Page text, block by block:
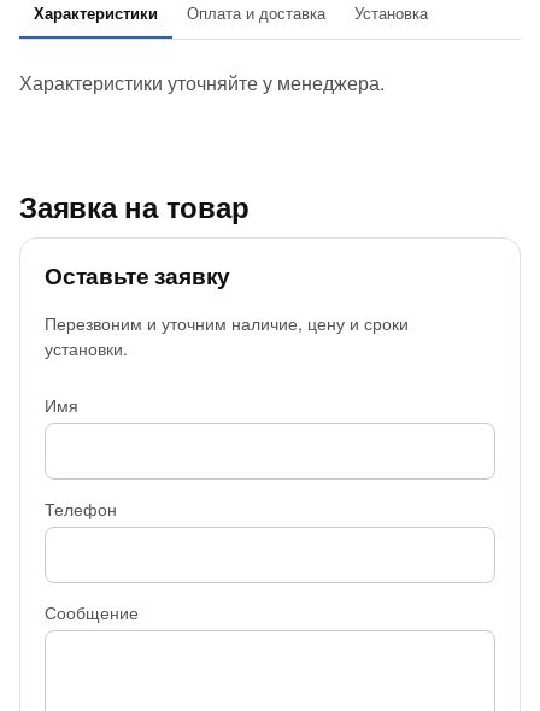
Характеристики Оплата и доставка Установка
Характеристики уточняйте у менеджера.
Заявка на товар
Оставьте заявку
Перезвоним и уточним наличие, цену и сроки
установки.
Имя
Телефон
Сообщение